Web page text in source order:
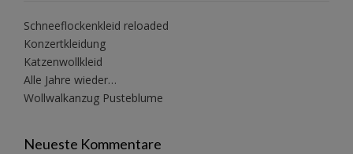
Schneeflockenkleid reloaded
Konzertkleidung
Katzenwollkleid
Alle Jahre wieder…
Wollwalkanzug Pusteblume
Neueste Kommentare